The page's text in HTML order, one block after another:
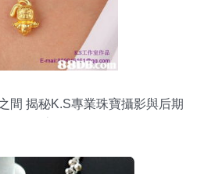
間 揭秘K.S專業珠寶攝影與后期